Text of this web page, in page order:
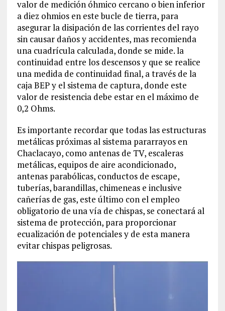
valor de medición óhmico cercano o bien inferior
a diez ohmios en este bucle de tierra, para
asegurar la disipación de las corrientes del rayo
sin causar daños y accidentes, mas recomienda
una cuadrícula calculada, donde se mide. la
continuidad entre los descensos y que se realice
una medida de continuidad final, a través de la
caja BEP y el sistema de captura, donde este
valor de resistencia debe estar en el máximo de
0,2 Ohms.
Es importante recordar que todas las estructuras
metálicas próximas al sistema pararrayos en
Chaclacayo, como antenas de TV, escaleras
metálicas, equipos de aire acondicionado,
antenas parabólicas, conductos de escape,
tuberías, barandillas, chimeneas e inclusive
cañerías de gas, este último con el empleo
obligatorio de una vía de chispas, se conectará al
sistema de protección, para proporcionar
ecualización de potenciales y de esta manera
evitar chispas peligrosas.